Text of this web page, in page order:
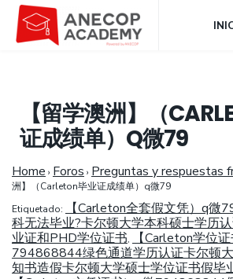
【留学澳洲】（
证成绩单）Q微79
Home › Foros › Preguntas y respuestas
洲】（Carleton毕业证成绩单）q微79
Etiquetado:
【Carleton全套假文凭）q
科无法毕业?卡尔顿大学本科硕士学历
业证和PHD学位证书,
【Carleton学位
794868844绿色通道学历认证卡尔顿
知书造假卡尔顿大学硕士学位证书假毕